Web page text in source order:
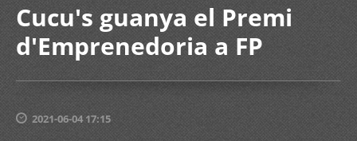
Cucu's guanya el Premi
d'Emprenedoria a FP
2021-06-04 17:15